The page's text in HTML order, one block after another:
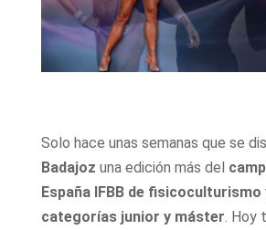
Solo hace unas semanas que se
Badajoz una edición más del
España IFBB de
categorías junior y máster. Hoy